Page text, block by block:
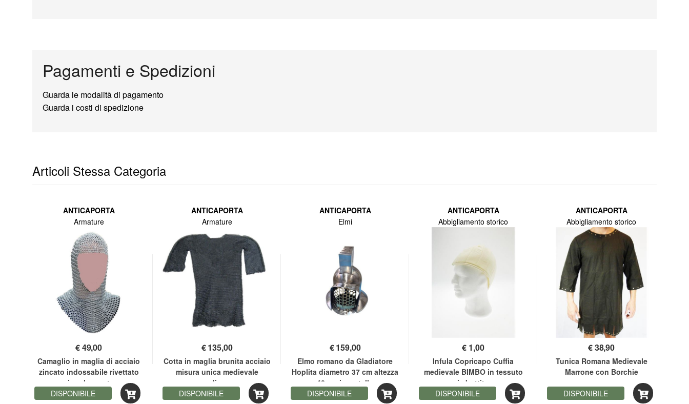
Pagamenti e Spedizioni
Guarda le modalità di pagamento
Guarda i costi di spedizione
Articoli Stessa Categoria
ANTICAPORTA
Armature
€49,00
Camaglio in maglia di acciaio
zincato indossabile rivettato
singolarmente
DISPONIBILE
ANTICAPORTA
Armature
€135,00
Cotta in maglia brunita acciaio
misura unica medievale
medioevo
DISPONIBILE
ANTICAPORTA
Elmi
€159,00
Elmo romano da Gladiatore
Hoplita diametro 37 cm altezza
42 cm in metallo
DISPONIBILE
ANTICAPORTA
Abbigliamento storico
€ 1,00
Infula Copricapo Cuffia
medievale BIMBO in tessuto
imbottito
DISPONIBILE
ANTICAPORTA
Abbigliamento storico
€38,90
Tunica Romana Medievale
Marrone con Borchie
DISPONIBILE